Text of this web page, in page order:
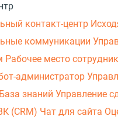
контакт-центр
коммуникации
Рабочее место
администратор
База знаний Управление
(CRM) Чат для сайта